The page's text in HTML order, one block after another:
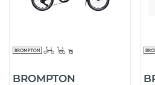
BROMPTON